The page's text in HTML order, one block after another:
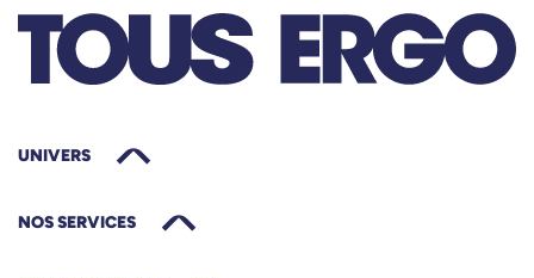
utile.
Pochette en velours Fayet – Les points
spécifiquement à la gamme de cannes
optimal de la canne, évitant les
UNIVERS
NOS SERVICES